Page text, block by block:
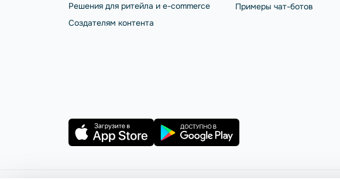
Решения для ритейла и e-commerce
Создателям контента
Примеры чат-ботов